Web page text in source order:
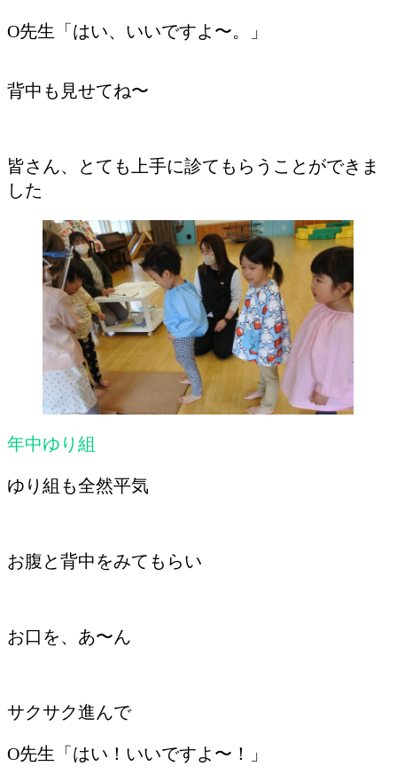
O先生「はい、いいですよ〜。」
背中も見せてね〜
皆さん、とても上手に診てもらうことができま
した
年中ゆり組
ゆり組も全然平気
お腹と背中をみてもらい
お口を、あ〜ん
サクサク進んで
O先生「はい！いいですよ〜！」